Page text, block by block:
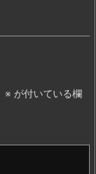
※ が付いている欄